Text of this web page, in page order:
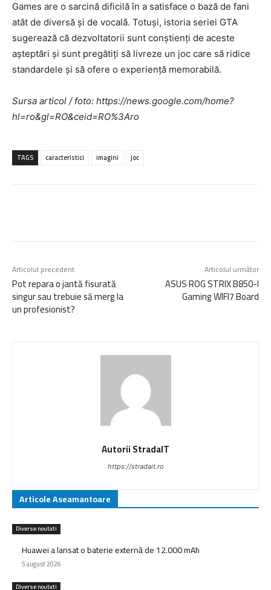
Games are o sarcină dificilă în a satisface o bază de fani
atât de diversă și de vocală. Totuși, istoria seriei GTA
sugerează că dezvoltatorii sunt conștienți de aceste
așteptări și sunt pregătiți să livreze un joc care să ridice
standardele și să ofere o experiență memorabilă.
Sursa articol / foto: https://news.google.com/home?
hl=ro&gl=RO&ceid=RO%3Aro
TAGS caracteristici imagini joc
Articolul precedent
Pot repara o jantă fisurată
singur sau trebuie să merg la
un profesionist?
Articolul următor
ASUS ROG STRIX B850-I
Gaming WIFI7 Board
Autorii StradaIT
https://stradait.ro
Articole Aseamantoare
Diverse noutati
Huawei a lansat o baterie externă de 12.000 mAh
5 august 2026
Diverse noutati